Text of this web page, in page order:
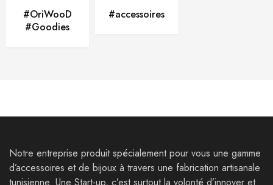
#OriWooD
#Goodies
#accessoires
Notre entreprise produit spécialement pour vous une gamme
d’accessoires et de bijoux à travers une fabrication artisanale